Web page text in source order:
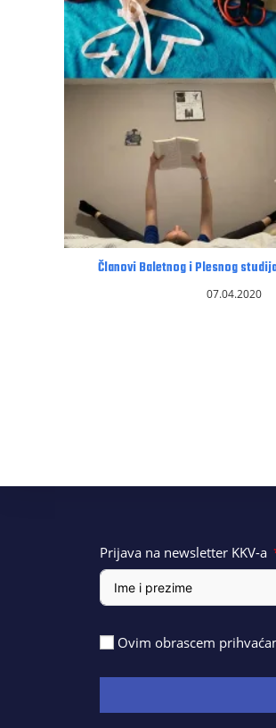
Članovi Baletnog i Plesnog
07.04.2020
Prijava na newsletter KKV-a
Ovim obrascem